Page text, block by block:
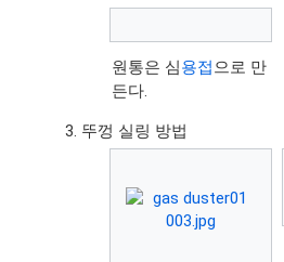
원통은 심용접 으로 만
든다.
뚜껑 실링 방법